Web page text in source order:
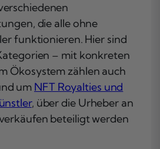
die alle ohne
funktionieren. Hier sind
– mit konkreten
Ökosystem zählen auch
um NFT Royalties und
, über die Urheber an
beteiligt werden